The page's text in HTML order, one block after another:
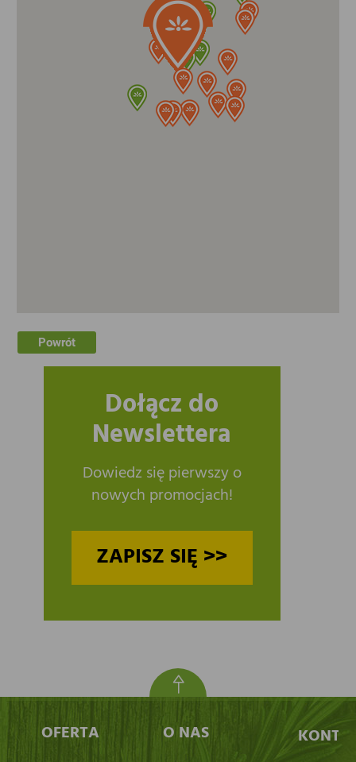
Powrót
Dołącz do
Newslettera
Dowiedz się pierwszy o
nowych promocjach!
ZAPISZ SIĘ >>
OFERTA O NAS